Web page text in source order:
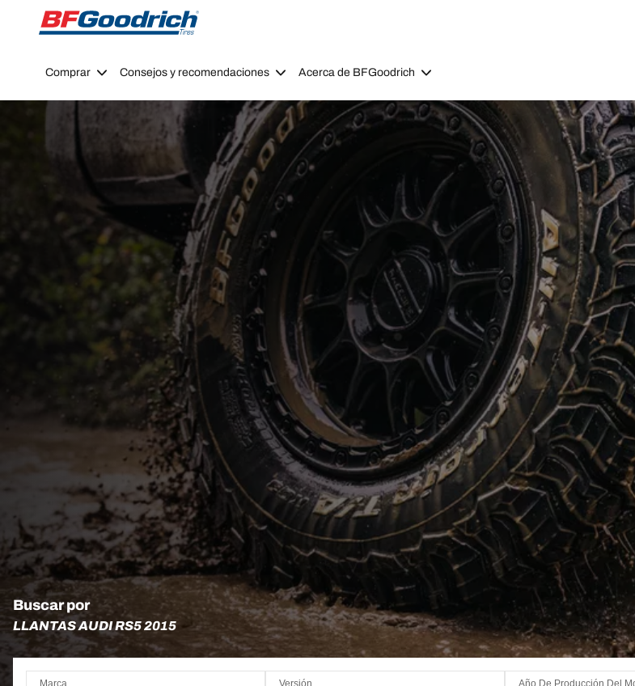
Go to page content
Go to page navigation
Comprar Consejos y recomendaciones Acerca de BFGoodrich
Buscar por
LLANTAS AUDI RS5 2015
Marca Versión Año De Producción Del